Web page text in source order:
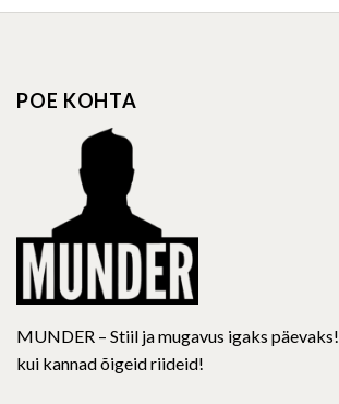
multiple
may
chosen
on
the
product
page
POE KOHTA
MUNDER – Stiil ja mugavus igaks
kui kannad õigeid riideid!